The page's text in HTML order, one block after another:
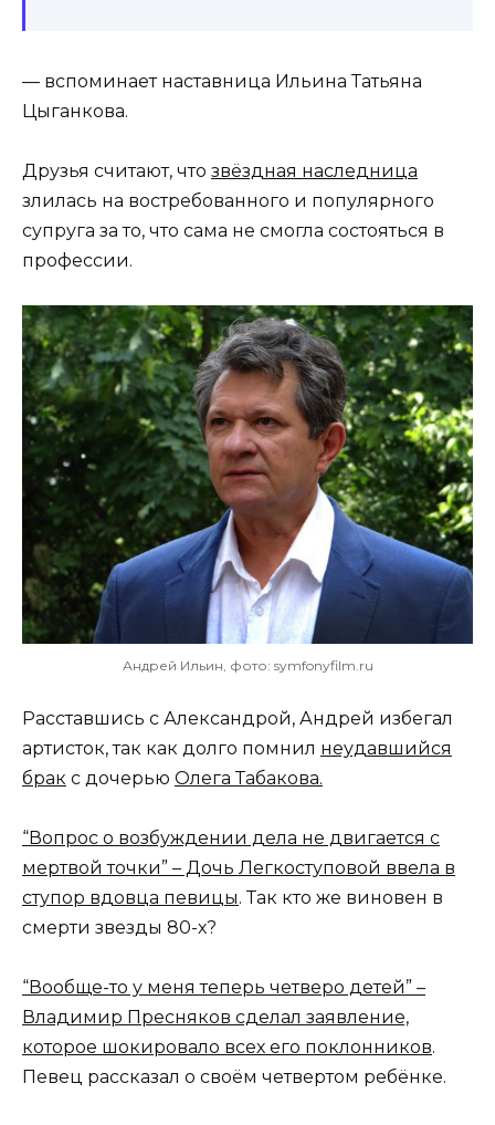
— вспоминает наставница Ильина Татьяна
Цыганкова.
Друзья считают, что звёздная наследница
злилась на востребованного и популярного
супруга за то, что сама не смогла состояться в
профессии.
Андрей Ильин, фото: symfonyfilm.ru
Расставшись с Александрой, Андрей избегал
артисток, так как долго помнил неудавшийся
брак с дочерью Олега Табакова.
“Вопрос о возбуждении дела не двигается с
мертвой точки” – Дочь Легкоступовой ввела в
ступор вдовца певицы. Так кто же виновен в
смерти звезды 80-х?
“Вообще-то у меня теперь четверо детей” –
Владимир Пресняков сделал заявление,
которое шокировало всех его поклонников.
Певец рассказал о своём четвертом ребёнке.